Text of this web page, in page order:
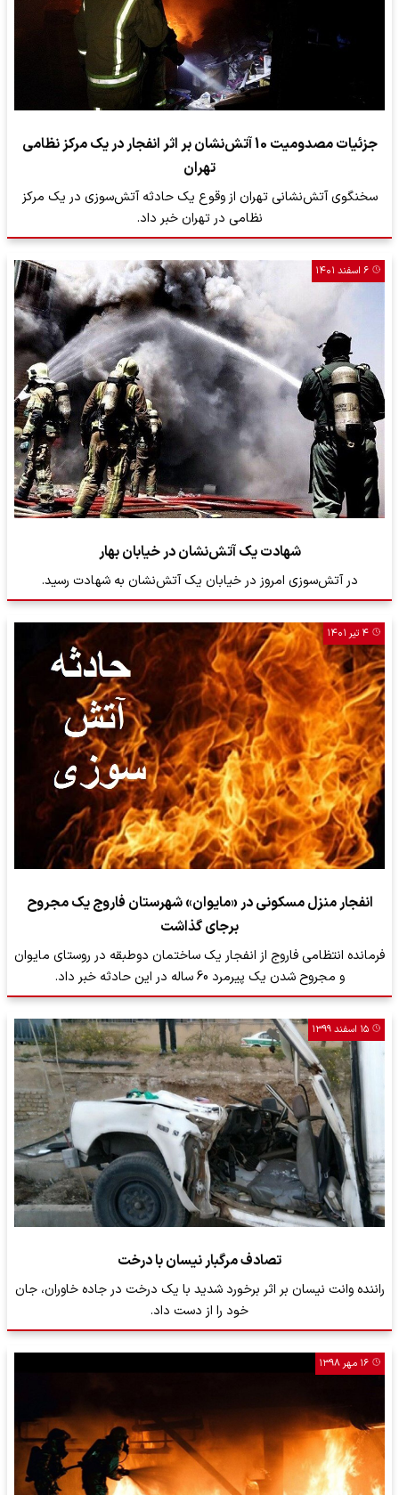
جزئیات مصدومیت 10 آتش‌نشان بر اثر انفجار در یک مرکز نظامی
تهران
سخنگوی آتش‌نشانی تهران از وقوع یک حادثه آتش‌سوزی در یک مرکز
نظامی در تهران خبر داد.
۶ اسفند ۱۴۰۱
شهادت یک آتش‌نشان در خیابان بهار
در آتش‌سوزی امروز در خیابان یک آتش‌نشان به شهادت رسید.
۴ تیر ۱۴۰۱
انفجار منزل مسکونی در «مایوان» شهرستان فاروج یک مجروح
برجای گذاشت
فرمانده انتظامی فاروج از انفجار یک ساختمان دوطبقه در روستای مایوان
و مجروح شدن یک پیرمرد 60 ساله در این حادثه خبر داد.
۱۵ اسفند ۱۳۹۹
تصادف مرگبار نیسان با درخت
راننده وانت ‌نیسان بر اثر برخورد شدید با یک درخت در جاده خاوران، جان
خود را از دست داد.
۱۶ مهر ۱۳۹۸